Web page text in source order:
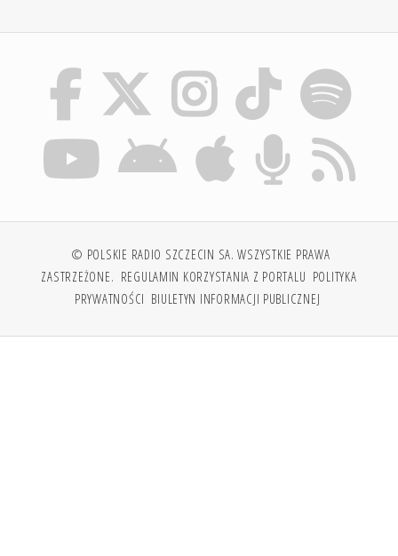
© POLSKIE RADIO SZCZECIN SA. WSZYSTKIE PRAWA
ZASTRZEŻONE. REGULAMIN KORZYSTANIA Z PORTALU POLITYKA
PRYWATNOŚCI BIULETYN INFORMACJI PUBLICZNEJ